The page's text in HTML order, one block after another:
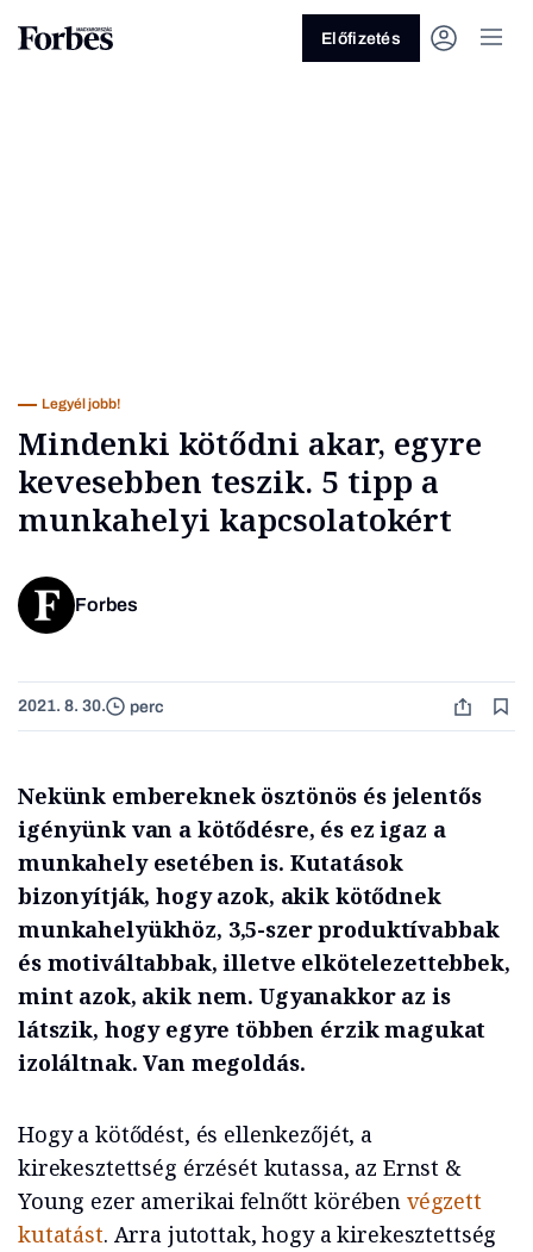
Üzlet
Előfizetés
Legyél jobb!
Mindenki kötődni akar, egyre
kevesebben teszik. 5 tipp a
munkahelyi kapcsolatokért
Forbes
2021. 8. 30. perc
Nekünk embereknek ösztönös és jelentős
igényünk van a kötődésre, és ez igaz a
munkahely esetében is. Kutatások
bizonyítják, hogy azok, akik kötődnek
munkahelyükhöz, 3,5-szer produktívabbak
és motiváltabbak, illetve elkötelezettebbek,
mint azok, akik nem. Ugyanakkor az is
látszik, hogy egyre többen érzik magukat
izoláltnak. Van megoldás.
Hogy a kötődést, és ellenkezőjét, a
kirekesztettség érzését kutassa, az Ernst &
Young ezer amerikai felnőtt körében végzett
kutatást. Arra jutottak, hogy a kirekesztettség